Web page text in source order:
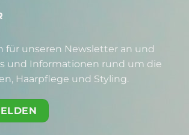
für unseren Newsletter an und
und Informationen rund um die
Haarpflege und Styling.